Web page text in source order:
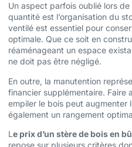
Un aspect parfois oublié lors
quantité est l’organisation du
ventilé est essentiel pour
optimale. Que ce soit en
réaménageant un espace
ne doit pas être négligé.
En outre, la manutention
financier supplémentaire. Faire
empiler le bois peut augmenter
également un rangement
Le prix d’un stère de bois en